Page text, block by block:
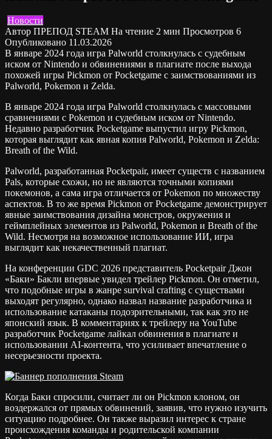
Новости
Автор ПРЕПОД STEAM На чтение 2 мин Просмотров 6
Опубликовано 11.03.2026
В январе 2024 года игра Palworld столкнулась с судебным
иском от Nintendo и обвинениями в плагиате после выхода
похожей игры Pickmon от Pocketgame с заимствованиями из
Palworld, Pokemon и Zelda.
В январе 2024 года игра Palworld столкнулась с массовыми
сравнениями с Pokemon и судебным иском от Nintendo.
Недавно разработчик Pocketgame выпустил игру Pickmon,
которая выглядит как явная копия Palworld, Pokemon и Zelda:
Breath of the Wild.
Palworld, разработанная Pocketpair, имеет существ с названием
Pals, которые схожи, но не являются точными копиями
покемонов, а сама игра отличается от Pokemon по множеству
аспектов. В то же время Pickmon от Pocketgame демонстрирует
явные заимствования дизайна монстров, окружения и
геймплейных элементов из Palworld, Pokemon и Breath of the
Wild. Несмотря на возможное использование ИИ, игра
выглядит как некачественный плагиат.
На конференции GDC 2026 представитель Pocketpair Джон
«Баки» Бакли впервые увидел трейлер Pickmon. Он отметил,
что подобные игры в жанре survival crafting с существами
выходят регулярно, однако назвал название разработчика и
использование катаканы подозрительными, так как это не
японский язык. В комментариях к трейлеру на YouTube
разработчик Pocketgame лайкал обвинения в плагиате и
использовании AI-контента, что усиливает впечатление о
несерьезности проекта.
Когда Баки спросили, считает ли он Pickmon клоном, он
воздержался от прямых обвинений, заявив, что нужно изучить
ситуацию подробнее. Он также выразил интерес к стране
происхождения команды и родительской компании